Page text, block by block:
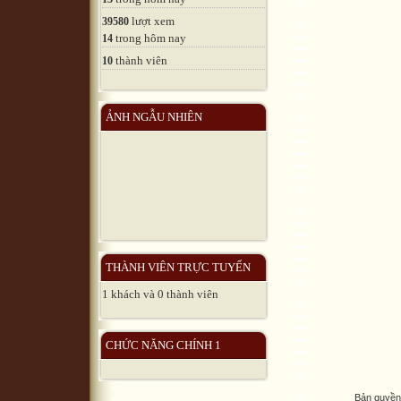
39580 lượt xem
14 trong hôm nay
10 thành viên
ẢNH NGẪU NHIÊN
THÀNH VIÊN TRỰC TUYẾN
1 khách và 0 thành viên
CHỨC NĂNG CHÍNH 1
Bản